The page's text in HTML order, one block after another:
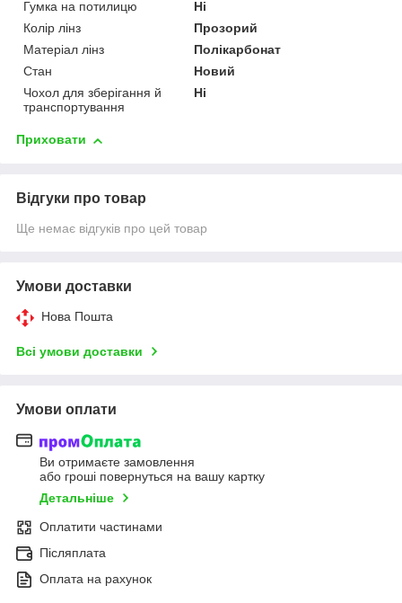
Гумка на потилицю
Ні
Колір лінз
Прозорий
Матеріал лінз
Полікарбонат
Стан
Новий
Чохол для зберігання й
транспортування
Ні
Приховати
Відгуки про товар
Ще немає відгуків про цей товар
Умови доставки
Нова Пошта
Всі умови доставки
Умови оплати
Ви отримаєте замовлення
або гроші повернуться на вашу картку
Детальніше
Оплатити частинами
Післяплата
Оплата на рахунок